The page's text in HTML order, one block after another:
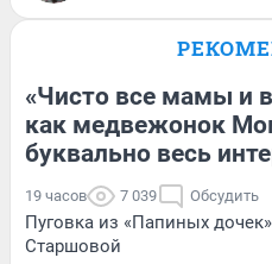
«Чисто все мамы и
как медвежонок
буквально весь
19 часов 7 039 Обсудить
Пуговка из «Папиных
Старшовой